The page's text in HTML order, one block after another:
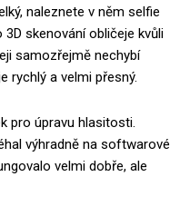
naleznete v něm selfie
skenování obličeje kvůli
samozřejmě nechybí
rychlý a velmi přesný.
pro úpravu hlasitosti.
výhradně na softwarové
velmi dobře, ale